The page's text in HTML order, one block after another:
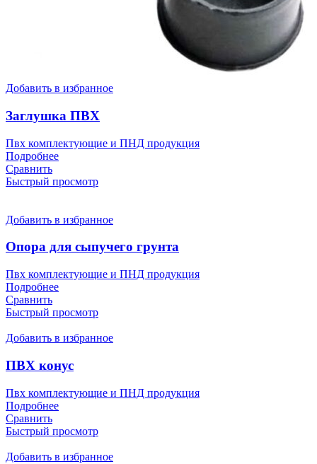
Добавить в избранное
Заглушка ПВХ
Пвх комплектующие и ПНД продукция
Подробнее
Сравнить
Быстрый просмотр
Добавить в избранное
Опора для сыпучего грунта
Пвх комплектующие и ПНД продукция
Подробнее
Сравнить
Быстрый просмотр
Добавить в избранное
ПВХ конус
Пвх комплектующие и ПНД продукция
Подробнее
Сравнить
Быстрый просмотр
Добавить в избранное